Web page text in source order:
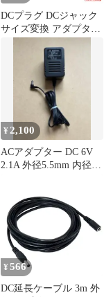
DCプラグ DCジャック
サイズ変換 アダプター
内径2.5mm → 外径
5.5mm 内径2.1mm ミン
¥ 2,100
ACアダプター DC 6V
2.1A 外径5.5mm 内径
¥ 566
DC延長ケーブル 3m 外